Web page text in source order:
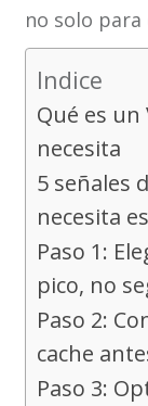
no solo
Indice
Qué es un
necesita
5 señales
necesita
Paso 1:
pico, no
Paso 2:
cache
Paso 3: